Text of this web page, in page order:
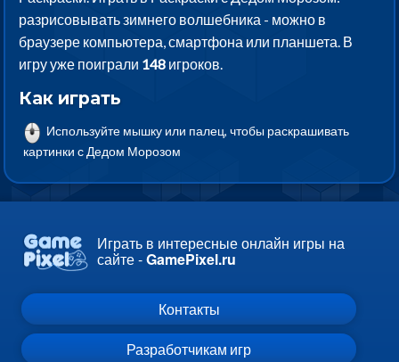
разрисовывать зимнего волшебника - можно в
браузере компьютера, смартфона или планшета. В
игру уже поиграли 148 игроков.
Как играть
Используйте мышку или палец, чтобы раскрашивать
картинки с Дедом Морозом
Играть в интересные онлайн игры на
сайте -GamePixel.ru
Контакты
Разработчикам игр